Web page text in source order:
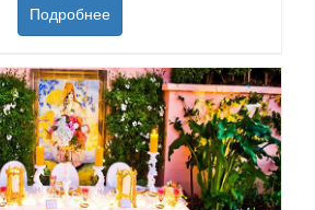
Подробнее